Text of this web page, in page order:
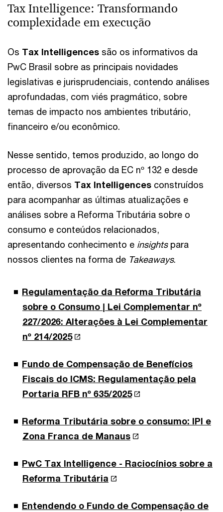
Tax Intelligence: Transformando
complexidade em execução
Os Tax Intelligences são os informativos da
PwC Brasil sobre as principais novidades
legislativas e jurisprudenciais, contendo análises
aprofundadas, com viés pragmático, sobre
temas de impacto nos ambientes tributário,
financeiro e/ou econômico.
Nesse sentido, temos produzido, ao longo do
processo de aprovação da EC nº 132 e desde
então, diversos Tax Intelligences construídos
para acompanhar as últimas atualizações e
análises sobre a Reforma Tributária sobre o
consumo e conteúdos relacionados,
apresentando conhecimento e insightspara
nossos clientes na forma de Takeaways.
Regulamentação da Reforma Tributária
sobre o Consumo | Lei Complementar nº
227/2026: Alterações à Lei Complementar
nº 214/2025
Fundo de Compensação de Benefícios
Fiscais do ICMS: Regulamentação pela
Portaria RFB nº 635/2025
Reforma Tributária sobre o consumo: IPI e
Zona Franca de Manaus
PwC Tax Intelligence - Raciocínios sobre a
Reforma Tributária
Entendendo o Fundo de Compensação de